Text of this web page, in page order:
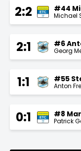
2:2 #44
Michael
2:1 #6
Georg
1:1 #55
Anton
0:1 #8
Patrick